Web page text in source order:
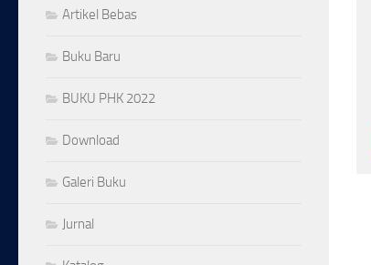
Artikel Bebas
Buku Baru
BUKU PHK 2022
Download
Galeri Buku
Jurnal